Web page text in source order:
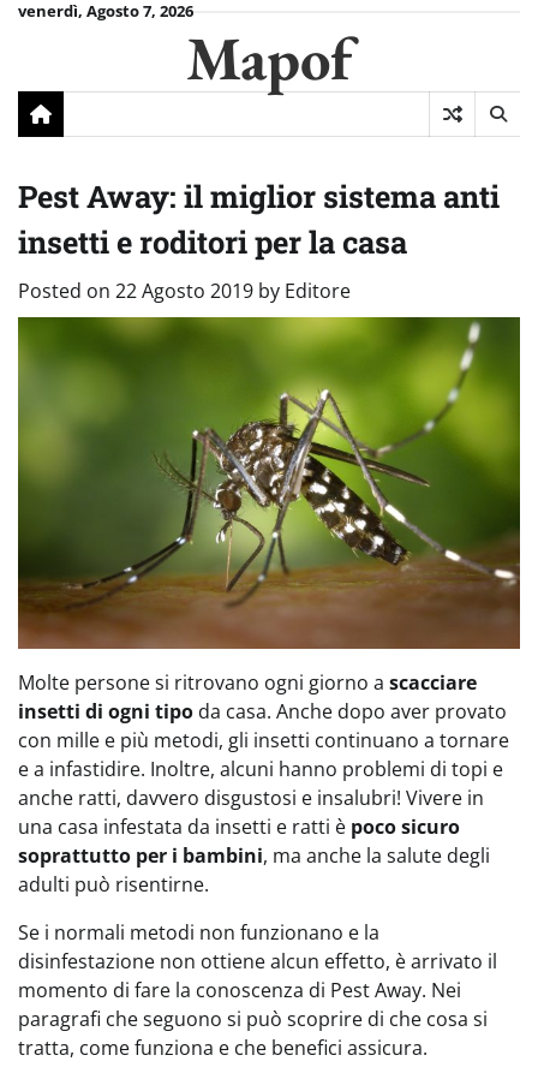
Skipvenerdì, Agosto 7, 2026
Mapof
Pest Away: il miglior sistema anti
insetti e roditori per la casa
Posted on 22 Agosto 2019 by Editore
Molte persone si ritrovano ogni giorno a scacciare
insetti di ogni tipo da casa. Anche dopo aver provato
con mille e più metodi, gli insetti continuano a tornare
e a infastidire. Inoltre, alcuni hanno problemi di topi e
anche ratti, davvero disgustosi e insalubri! Vivere in
una casa infestata da insetti e ratti è poco sicuro
soprattutto per i bambini, ma anche la salute degli
adulti può risentirne.
Se i normali metodi non funzionano e la
disinfestazione non ottiene alcun effetto, è arrivato il
momento di fare la conoscenza di Pest Away. Nei
paragrafi che seguono si può scoprire di che cosa si
tratta, come funziona e che benefici assicura.